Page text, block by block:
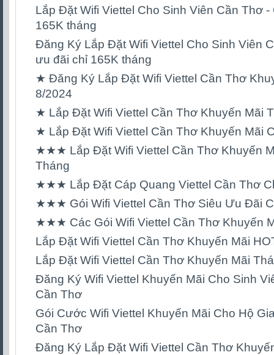
Lắp Đặt Wifi Viettel Cho Sinh Viên Cần Thơ
165K tháng
Đăng Ký Lắp Đặt Wifi Viettel Cho Sinh Viên
ưu đãi chỉ 165K tháng
★ Đăng Ký Lắp Đặt Wifi Viettel Cần Thơ
8/2024
★ Lắp Đặt Wifi Viettel Cần Thơ Khuyến Mãi
★ Lắp Đặt Wifi Viettel Cần Thơ Khuyến Mãi
★★★ Lắp Đặt Wifi Viettel Cần Thơ Khuyến
Tháng
★★★ Lắp Đặt Cáp Quang Viettel Cần Thơ
★★★ Gói Wifi Viettel Cần Thơ Siêu Ưu Đãi
★★★ Các Gói Wifi Viettel Cần Thơ Khuyến
Lắp Đặt Wifi Viettel Cần Thơ Khuyến Mãi
Lắp Đặt Wifi Viettel Cần Thơ Khuyến Mãi
Đăng Ký Wifi Viettel Khuyến Mãi Cho Sinh
Cần Thơ
Gói Cước Wifi Viettel Khuyến Mãi Cho Hộ
Cần Thơ
Đăng Ký Lắp Đặt Wifi Viettel Cần Thơ